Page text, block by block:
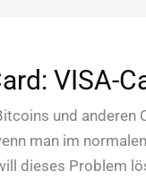
VISA-
und anderen
man im
dieses Problem